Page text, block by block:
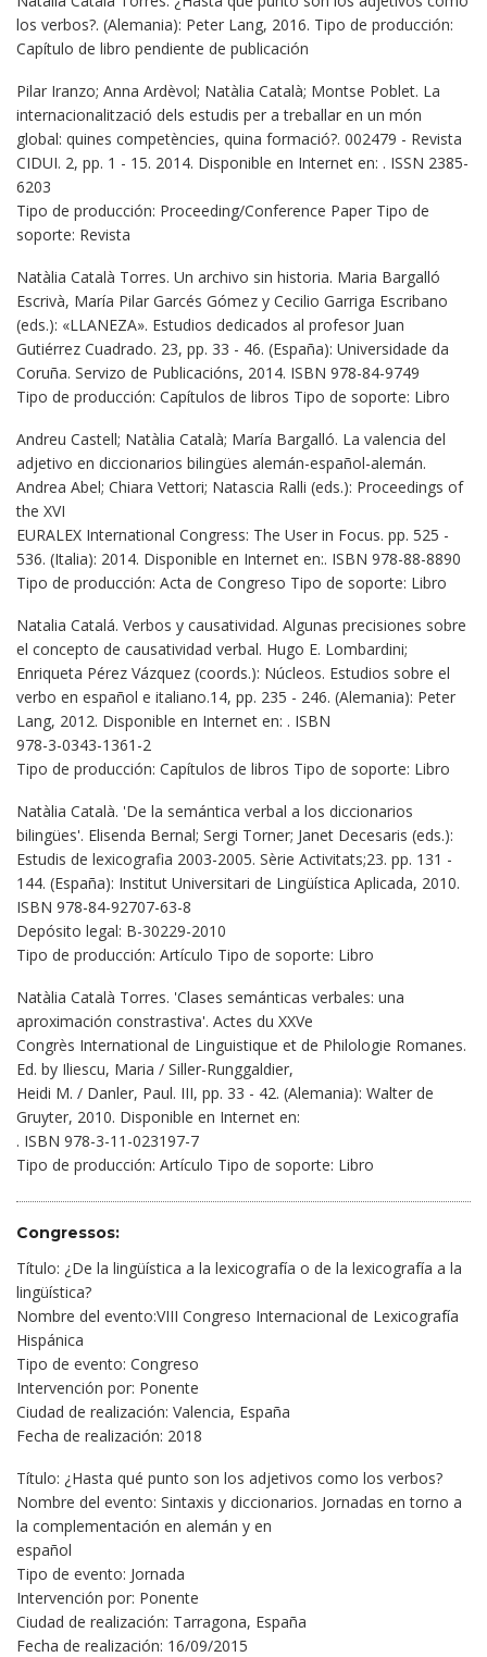
los verbos?. (Alemania): Peter Lang, 2016. Tipo de producción:
Capítulo de libro pendiente de publicación
Pilar Iranzo; Anna Ardèvol; Natàlia Català; Montse Poblet. La
internacionalització dels estudis per a treballar en un món
global: quines competències, quina formació?. 002479 - Revista
CIDUI. 2, pp. 1 - 15. 2014. Disponible en Internet en: . ISSN 2385-
6203
Tipo de producción: Proceeding/Conference Paper Tipo de
soporte: Revista
Natàlia Català Torres. Un archivo sin historia. Maria Bargalló
Escrivà, María Pilar Garcés Gómez y Cecilio Garriga Escribano
(eds.): «LLANEZA». Estudios dedicados al profesor Juan
Gutiérrez Cuadrado. 23, pp. 33 - 46. (España): Universidade da
Coruña. Servizo de Publicacións, 2014. ISBN 978-84-9749
Tipo de producción: Capítulos de libros Tipo de soporte: Libro
Andreu Castell; Natàlia Català; María Bargalló. La valencia del
adjetivo en diccionarios bilingües alemán-español-alemán.
Andrea Abel; Chiara Vettori; Natascia Ralli (eds.): Proceedings of
the XVI
EURALEX International Congress: The User in Focus. pp. 525 -
536. (Italia): 2014. Disponible en Internet en:. ISBN 978-88-8890
Tipo de producción: Acta de Congreso Tipo de soporte: Libro
Natalia Catalá. Verbos y causatividad. Algunas precisiones sobre
el concepto de causatividad verbal. Hugo E. Lombardini;
Enriqueta Pérez Vázquez (coords.): Núcleos. Estudios sobre el
verbo en español e italiano.14, pp. 235 - 246. (Alemania): Peter
Lang, 2012. Disponible en Internet en: . ISBN
978-3-0343-1361-2
Tipo de producción: Capítulos de libros Tipo de soporte: Libro
Natàlia Català. 'De la semántica verbal a los diccionarios
bilingües'. Elisenda Bernal; Sergi Torner; Janet Decesaris (eds.):
Estudis de lexicografia 2003-2005. Sèrie Activitats;23. pp. 131 -
144. (España): Institut Universitari de Lingüística Aplicada, 2010.
ISBN 978-84-92707-63-8
Depósito legal: B-30229-2010
Tipo de producción: Artículo Tipo de soporte: Libro
Natàlia Català Torres. 'Clases semánticas verbales: una
aproximación constrastiva'. Actes du XXVe
Congrès International de Linguistique et de Philologie Romanes.
Ed. by Iliescu, Maria / Siller-Runggaldier,
Heidi M. / Danler, Paul. III, pp. 33 - 42. (Alemania): Walter de
Gruyter, 2010. Disponible en Internet en:
. ISBN 978-3-11-023197-7
Tipo de producción: Artículo Tipo de soporte: Libro
Congressos:
Título: ¿De la lingüística a la lexicografía o de la lexicografía a la
lingüística?
Nombre del evento:VIII Congreso Internacional de Lexicografía
Hispánica
Tipo de evento: Congreso
Intervención por: Ponente
Ciudad de realización: Valencia, España
Fecha de realización: 2018
Título: ¿Hasta qué punto son los adjetivos como los verbos?
Nombre del evento: Sintaxis y diccionarios. Jornadas en torno a
la complementación en alemán y en
español
Tipo de evento: Jornada
Intervención por: Ponente
Ciudad de realización: Tarragona, España
Fecha de realización: 16/09/2015